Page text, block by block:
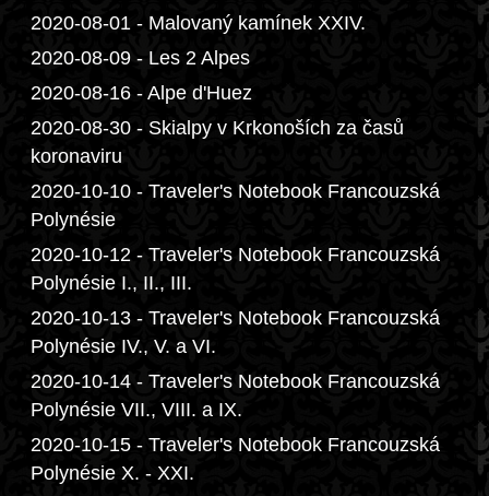
2020-08-01 - Malovaný kamínek XXIV.
2020-08-09 - Les 2 Alpes
2020-08-16 - Alpe d'Huez
2020-08-30 - Skialpy v Krkonoších za časů
koronaviru
2020-10-10 - Traveler's Notebook Francouzská
Polynésie
2020-10-12 - Traveler's Notebook Francouzská
Polynésie I., II., III.
2020-10-13 - Traveler's Notebook Francouzská
Polynésie IV., V. a VI.
2020-10-14 - Traveler's Notebook Francouzská
Polynésie VII., VIII. a IX.
2020-10-15 - Traveler's Notebook Francouzská
Polynésie X. - XXI.